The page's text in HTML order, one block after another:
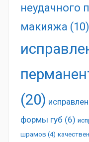
неудачного
макияжа (10)
(20)
формы губ (6)
шрамов (4)